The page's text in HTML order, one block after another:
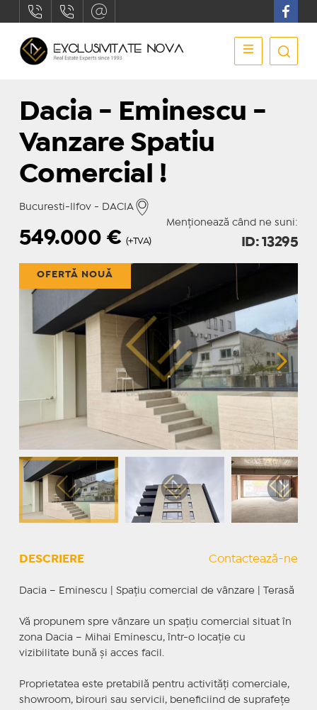
Dacia - Eminescu -
Vanzare Spatiu
Comercial !
Bucuresti-Ilfov - DACIA
Menționează când ne suni:
549.000 € (+TVA) ID: 13295
OFERTĂ NOUĂ
DESCRIERE Contactează-ne
Dacia – Eminescu | Spațiu comercial de vânzare | Terasă
Vă propunem spre vânzare un spațiu comercial situat în
zona Dacia – Mihai Eminescu, într-o locație cu
vizibilitate bună și acces facil.
Proprietatea este pretabilă pentru activități comerciale,
showroom, birouri sau servicii, beneficiind de suprafețe